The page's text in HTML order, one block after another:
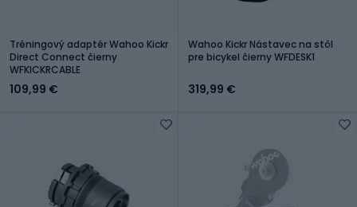
Tréningový adaptér Wahoo Kickr
Direct Connect čierny
WFKICKRCABLE
109,99 €
Wahoo Kickr Nástavec na stôl
pre bicykel čierny WFDESK1
319,99 €